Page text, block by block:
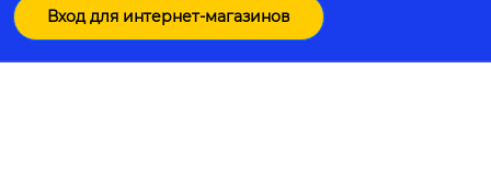
Вход для интернет-магазинов